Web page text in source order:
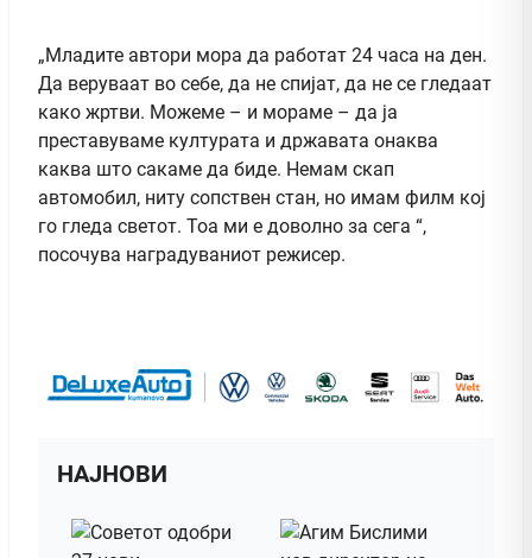
„Младите автори мора да работат 24 часа на ден.
Да веруваат во себе, да не спијат, да не се гледаат
како жртви. Можеме – и мораме – да ја
преставуваме културата и државата онаква
каква што сакаме да биде. Немам скап
автомобил, ниту сопствен стан, но имам филм кој
го гледа светот. Тоа ми е доволно за сега “,
посочува наградуваниот режисер.
НАЈНОВИ